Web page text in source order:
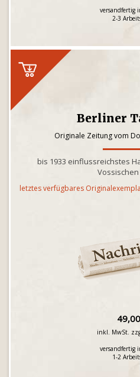
versandfertig
2-3
Berliner
Originale Zeitung vom
bis 1933 einflussreichstes
letztes verfügbares
inkl. MwSt.
versandfertig
1-2